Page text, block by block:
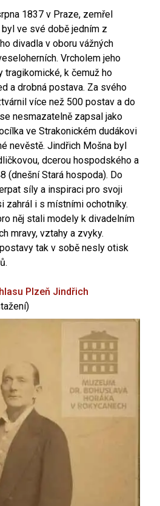
1837 v Praze, zemřel
ve své době jedním z
divadla v oboru vážných
Vrcholem jeho
tragikomické, k čemuž ho
a drobná postava. Za svého
více než 500 postav a do
nesmazatelně zapsal jako
ve Strakonickém dudákovi
nevěstě. Jindřich Mošna byl
dcerou hospodského a
(dnešní Stará hospoda). Do
síly a inspiraci pro svoji
zahrál i s místními ochotníky.
něj stali modely k divadelním
mravy, vztahy a zvyky.
tak v sobě nesly otisk
Plzeň Jindřich